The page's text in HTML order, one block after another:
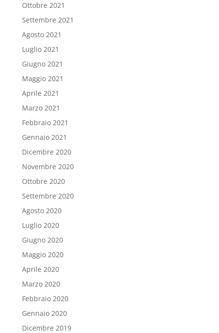
Ottobre 2021
Settembre 2021
Agosto 2021
Luglio 2021
Giugno 2021
Maggio 2021
Aprile 2021
Marzo 2021
Febbraio 2021
Gennaio 2021
Dicembre 2020
Novembre 2020
Ottobre 2020
Settembre 2020
Agosto 2020
Luglio 2020
Giugno 2020
Maggio 2020
Aprile 2020
Marzo 2020
Febbraio 2020
Gennaio 2020
Dicembre 2019